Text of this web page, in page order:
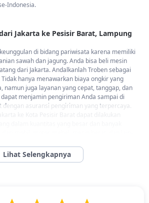
Indonesia.
Jakarta ke Pesisir Barat, Lampung
di bidang pariwisata karena memiliki
sawah dan jagung. Anda bisa beli mesin
dari Jakarta. Andalkanlah Troben sebagai
hanya menawarkan biaya ongkir yang
namun juga layanan yang cepat, tanggap, dan
menjamin pengiriman Anda sampai di
dengan asuransi pengiriman yang terpercaya.
juga. Jangan menunda lagi, segera
mendapatkan penawaran harga yang